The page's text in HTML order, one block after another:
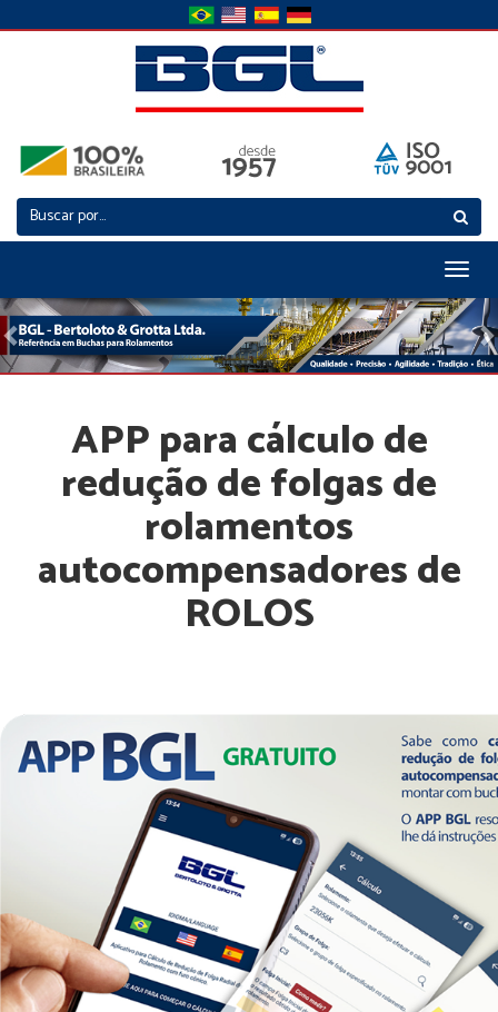
Previous
APP para cálculo de
redução de folgas de
rolamentos
autocompensadores de
ROLOS